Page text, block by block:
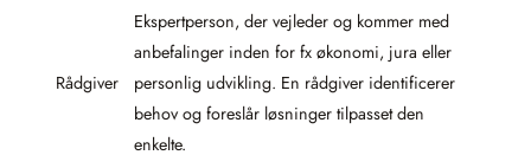
Rådgiver
Ekspertperson, der vejleder og kommer med
anbefalinger inden for fx økonomi, jura eller
personlig udvikling. En rådgiver identificerer
behov og foreslår løsninger tilpasset den
enkelte.